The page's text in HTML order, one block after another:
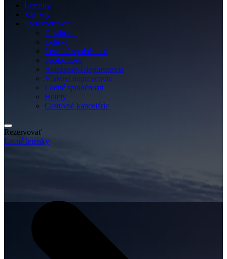
Letenky
Zájazdy
Sprievodcovia
Destinácie
Letisko
Letecké spoločnosti
Spoločnosti
Autobusoví dopravcovia
Vlakoví dopravcovia
Lodné spoločnosti
Hotely
Cestovné kancelárie
Rezervovať
Lacné letenky